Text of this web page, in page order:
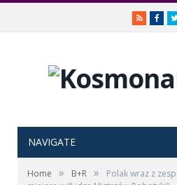
RSS
NAVIGATE
Home » B+R »
Polak wraz z